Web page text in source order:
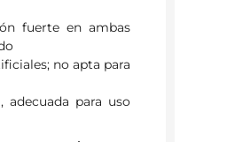
fuerte en ambas
no apta para
adecuada para uso